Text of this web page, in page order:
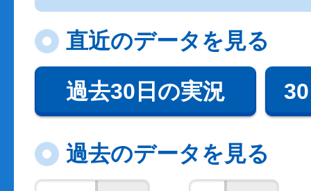
直近のデータを見る
過去30日の実況
過去のデータを見る